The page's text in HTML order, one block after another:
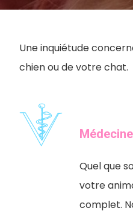
Une inquiétude
chien ou de votre chat.
Quel que
votre
complet.